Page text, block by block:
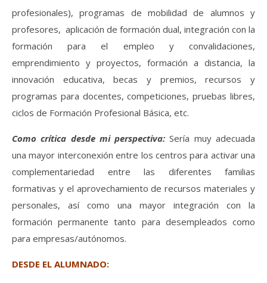
profesionales), programas de mobilidad de alumnos y
profesores, aplicación de formación dual, integración con la
formación para el empleo y convalidaciones,
emprendimiento y proyectos, formación a distancia, la
innovación educativa, becas y premios, recursos y
programas para docentes, competiciones, pruebas libres,
ciclos de Formación Profesional Básica, etc.
Como crítica desde mi perspectiva:Sería muy adecuada
una mayor interconexión entre los centros para activar una
complementariedad entre las diferentes familias
formativas y el aprovechamiento de recursos materiales y
personales, así como una mayor integración con la
formación permanente tanto para desempleados como
para empresas/autónomos.
DESDE EL ALUMNADO: